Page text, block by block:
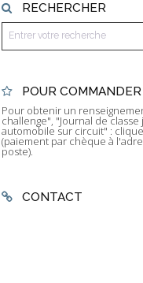
RECHERCHER
POUR COMMANDER
Pour obtenir un
challenge", "Journal de
automobile sur circuit" :
(paiement par chèque à
poste).
CONTACT